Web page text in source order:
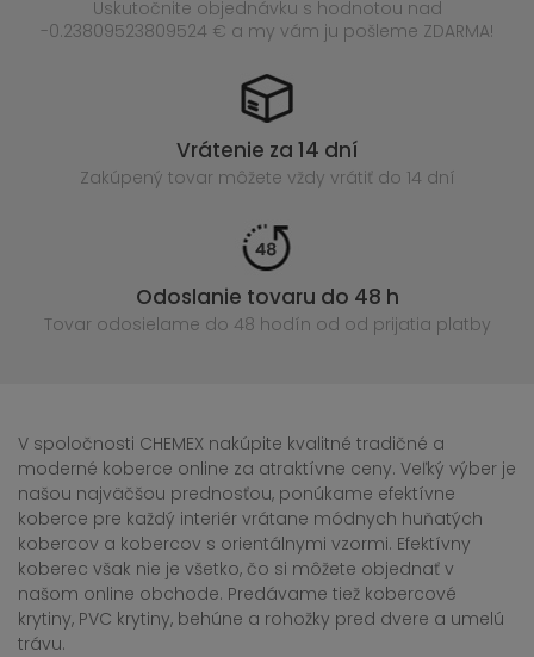
Uskutočnite objednávku s hodnotou nad
-0.23809523809524 € a my vám ju pošleme ZDARMA!
Vrátenie za 14 dní
Zakúpený tovar môžete vždy vrátiť do 14 dní
Odoslanie tovaru do 48 h
Tovar odosielame do 48 hodín od od prijatia platby
V spoločnosti CHEMEX nakúpite kvalitné tradičné a
moderné koberce online za atraktívne ceny. Veľký výber je
našou najväčšou prednosťou, ponúkame efektívne
koberce pre každý interiér vrátane módnych huňatých
kobercov a kobercov s orientálnymi vzormi. Efektívny
koberec však nie je všetko, čo si môžete objednať v
našom online obchode. Predávame tiež kobercové
krytiny, PVC krytiny, behúne a rohožky pred dvere a umelú
trávu.